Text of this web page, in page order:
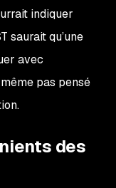
indiquer
saurait qu’une
avec
pas pensé
des